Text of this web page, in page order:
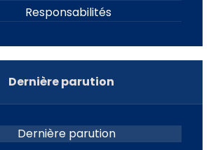
Responsabilités
Dernière parution